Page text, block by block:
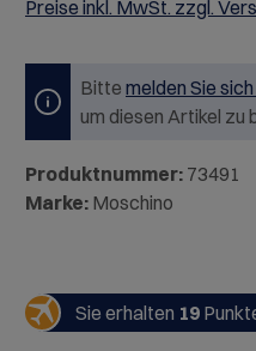
Preise inkl. MwSt. zzgl.
Bitte melden Sie sich
um diesen Artikel zu
Produktnummer: 73491
Marke: Moschino
Sie erhalten 19